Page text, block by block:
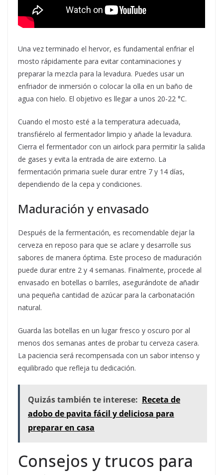
Una vez terminado el hervor, es fundamental enfriar el
mosto rápidamente para evitar contaminaciones y
preparar la mezcla para la levadura. Puedes usar un
enfriador de inmersión o colocar la olla en un baño de
agua con hielo. El objetivo es llegar a unos 20-22 °C.
Cuando el mosto esté a la temperatura adecuada,
transfiérelo al fermentador limpio y añade la levadura.
Cierra el fermentador con un airlock para permitir la salida
de gases y evita la entrada de aire externo. La
fermentación primaria suele durar entre 7 y 14 días,
dependiendo de la cepa y condiciones.
Maduración y envasado
Después de la fermentación, es recomendable dejar la
cerveza en reposo para que se aclare y desarrolle sus
sabores de manera óptima. Este proceso de maduración
puede durar entre 2 y 4 semanas. Finalmente, procede al
envasado en botellas o barriles, asegurándote de añadir
una pequeña cantidad de azúcar para la carbonatación
natural.
Guarda las botellas en un lugar fresco y oscuro por al
menos dos semanas antes de probar tu cerveza casera.
La paciencia será recompensada con un sabor intenso y
equilibrado que refleja tu dedicación.
Quizás también te interese: Receta de
adobo de pavita fácil y deliciosa para
preparar en casa
Consejos y trucos para